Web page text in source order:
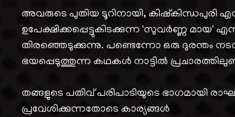
അവരുടെ പുതിയ ടൂറിനായി, കിഷ്കിന്ധപുരി
ഉപേക്ഷിക്കപ്പെട്ടുകിടക്കുന്ന 'സുവർണ്ണ മായ'
തിരഞ്ഞെടുക്കുന്നു. പണ്ടെന്നോ ഒരു ദുരന്തം
ഭയപ്പെടുത്തുന്ന കഥകൾ നാട്ടിൽ
തങ്ങളുടെ പതിവ് പരിപാടിയുടെ ഭാഗമായി
പ്രവേശിക്കുന്നതോടെ കാര്യങ്ങൾ